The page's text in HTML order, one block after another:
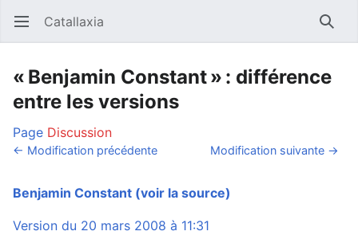
Ouvrir le menu principal Catallaxia
« Benjamin Constant » : différence
entre les versions
Page Discussion
← Modification précédente Modification suivante →
Benjamin Constant (voir la source)
Version du 20 mars 2008 à 11:31